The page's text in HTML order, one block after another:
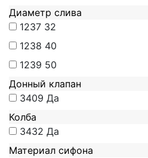
Диаметр слива
1237 32
1238 40
1239 50
Донный клапан
3409 Да
Колба
3432 Да
Материал сифона